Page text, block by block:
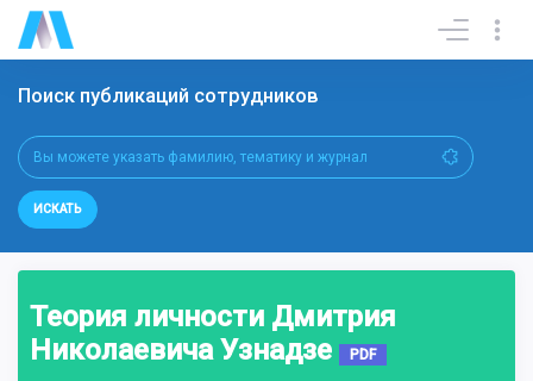
Поиск публикаций сотрудников
ИСКАТЬ
Теория личности Дмитрия
Николаевича Узнадзе
PDF